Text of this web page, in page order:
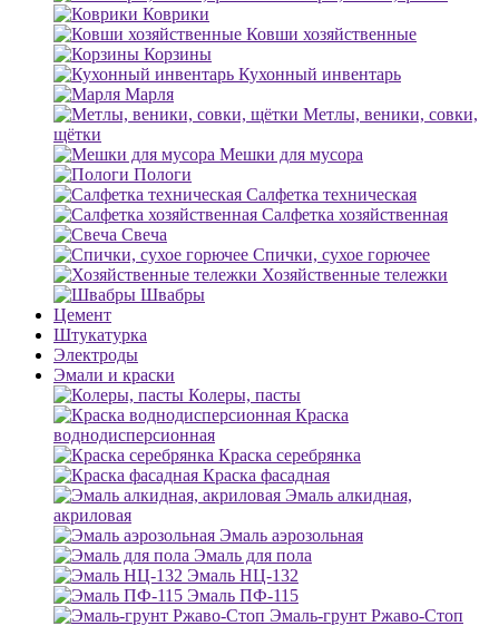
Коврики
Ковши хозяйственные
Корзины
Кухонный инвентарь
Марля
Метлы, веники, совки,
щётки
Мешки для мусора
Пологи
Салфетка техническая
Салфетка хозяйственная
Свеча
Спички, сухое горючее
Хозяйственные тележки
Швабры
Цемент
Штукатурка
Электроды
Эмали и краски
Колеры, пасты
Краска
воднодисперсионная
Краска серебрянка
Краска фасадная
Эмаль алкидная,
акриловая
Эмаль аэрозольная
Эмаль для пола
Эмаль НЦ-132
Эмаль ПФ-115
Эмаль-грунт Ржаво-Стоп